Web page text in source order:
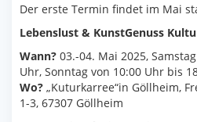
Der erste Termin findet im Mai
Lebenslust & KunstGenuss
Wann? 03.-04. Mai 2025,
Uhr, Sonntag von 10:00 Uhr bis
Wo? „Kuturkarree“in Göllheim,
1-3, 67307 Göllheim